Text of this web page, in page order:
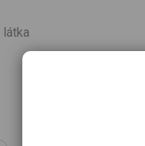
látka